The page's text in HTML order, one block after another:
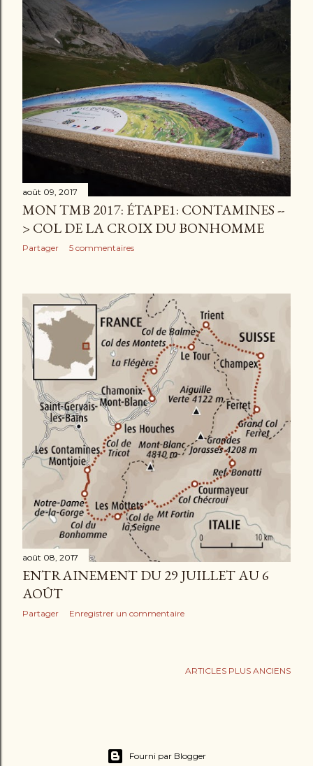
août 09, 2017
MON TMB 2017: ÉTAPE1: CONTAMINES --
> COL DE LA CROIX DU BONHOMME
Partager 5 commentaires
août 08, 2017
ENTRAINEMENT DU 29 JUILLET AU 6
AOÛT
Partager Enregistrer un commentaire
ARTICLES PLUS ANCIENS
Fourni par Blogger